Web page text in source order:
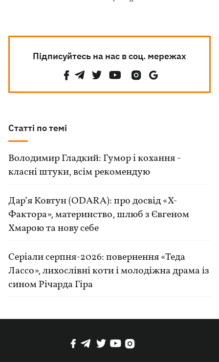
Підписуйтесь на нас в соц. мережах
Статті по темі
Володимир Гладкий: Гумор і кохання -
класні штуки, всім рекомендую
Дар’я Ковтун (ODARA): про досвід «Х-
Фактора», материнство, шлюб з Євгеном
Хмарою та нову себе
Серіали серпня-2026: повернення «Теда
Лассо», лихослівні коти і молодіжна драма із
сином Річарда Гіра